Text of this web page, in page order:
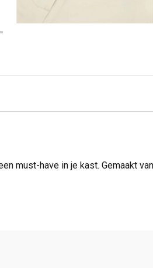
must-have in je kast. Gemaakt